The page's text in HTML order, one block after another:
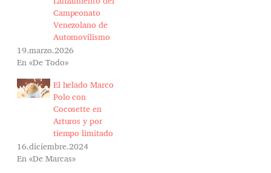
Campeonato
Venezolano de
Automovilismo
19.marzo.2026
En «De Todo»
El helado Marco
Polo con
Cocosette en
Arturos y por
tiempo limitado
16.diciembre.2024
En «De Marcas»